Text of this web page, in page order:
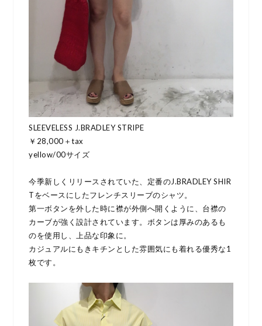
SLEEVELESS J.BRADLEY STRIPE
￥28,000＋tax
yellow/00サイズ
今季新しくリリースされていた、定番のJ.BRADLEY SHIR
Tをベースにしたフレンチスリーブのシャツ。
第一ボタンを外した時に襟が外側へ開くように、台襟の
カーブが強く設計されています。ボタンは厚みのあるも
のを使用し、上品な印象に。
カジュアルにもきキチンとした雰囲気にも着れる優秀な1
枚です。